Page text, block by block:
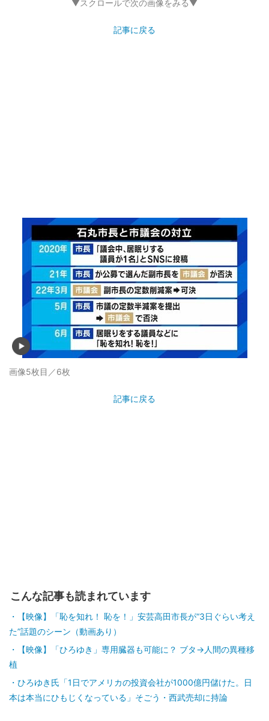
▼スクロールで次の画像をみる▼
記事に戻る
画像5枚目／6枚
記事に戻る
こんな記事も読まれています
【映像】「恥を知れ！ 恥を！」安芸高田市長が“3日ぐらい考え
た”話題のシーン（動画あり）
【映像】「ひろゆき」専用臓器も可能に？ ブタ→人間の異種移
植
ひろゆき氏「1日でアメリカの投資会社が1000億円儲けた。日
本は本当にひもじくなっている」そごう・西武売却に持論